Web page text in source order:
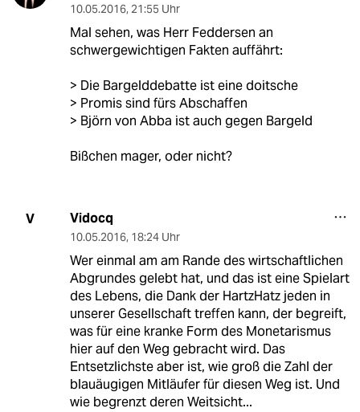
10.05.2016, 21:55 Uhr
Mal sehen, was Herr Feddersen an
schwergewichtigen Fakten auffährt:
> Die Bargelddebatte ist eine doitsche
> Promis sind fürs Abschaffen
> Björn von Abba ist auch gegen Bargeld
Bißchen mager, oder nicht?
V Vidocq
10.05.2016, 18:24 Uhr
Wer einmal am am Rande des wirtschaftlichen
Abgrundes gelebt hat, und das ist eine Spielart
des Lebens, die Dank der HartzHatz jeden in
unserer Gesellschaft treffen kann, der begreift,
was für eine kranke Form des Monetarismus
hier auf den Weg gebracht wird. Das
Entsetzlichste aber ist, wie groß die Zahl der
blauäugigen Mitläufer für diesen Weg ist. Und
wie begrenzt deren Weitsicht...